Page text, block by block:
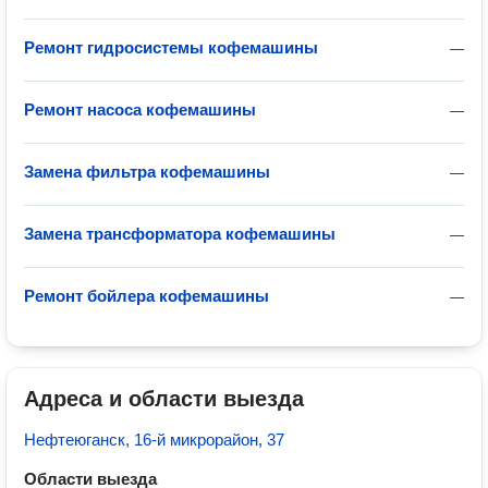
—
Ремонт гидросистемы кофемашины
—
Ремонт насоса кофемашины
—
Замена фильтра кофемашины
—
Замена трансформатора кофемашины
—
Ремонт бойлера кофемашины
Адреса и области выезда
Нефтеюганск, 16-й микрорайон, 37
Области выезда